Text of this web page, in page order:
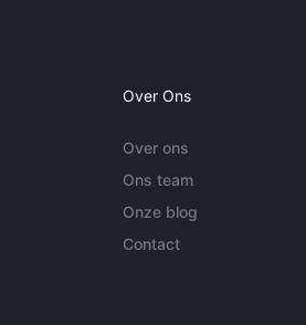
Over Ons
Over ons
Ons team
Onze blog
Contact